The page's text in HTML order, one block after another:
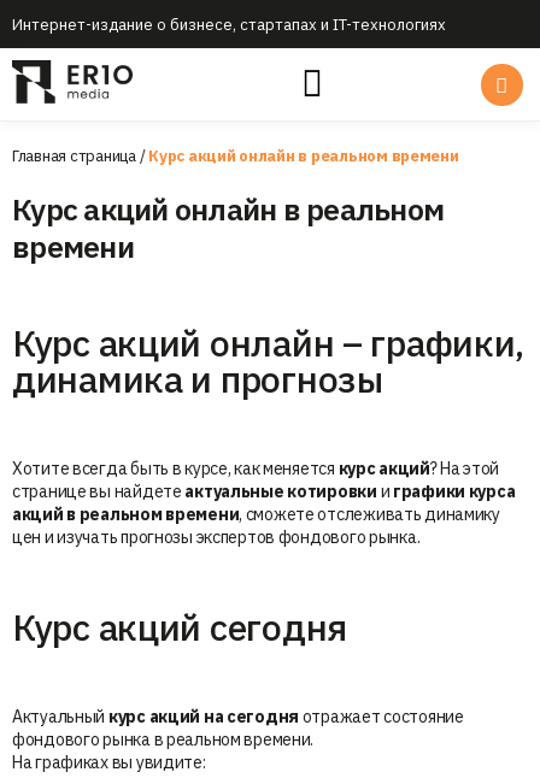
Интернет-издание о бизнесе, стартапах и IT-технологиях
Главная страница/Курс акций онлайн в реальном времени
Курс акций онлайн в реальном
времени
Курс акций онлайн – графики,
динамика и прогнозы
Хотите всегда быть в курсе, как меняется курс акций? На этой
странице вы найдете актуальные котировки и графики курса
акций в реальном времени, сможете отслеживать динамику
цен и изучать прогнозы экспертов фондового рынка.
Курс акций сегодня
Актуальный курс акций на сегодня отражает состояние
фондового рынка в реальном времени.
На графиках вы увидите: